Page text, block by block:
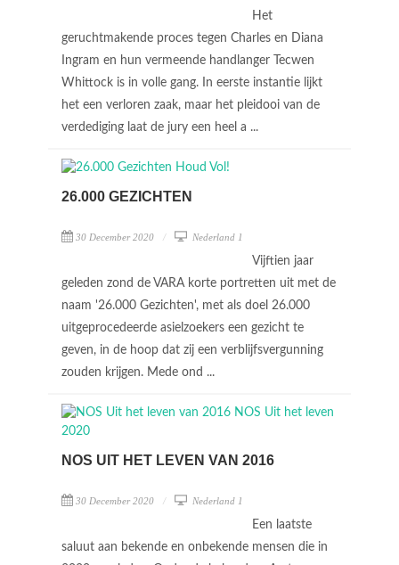
Het
geruchtmakende proces tegen Charles en Diana
Ingram en hun vermeende handlanger Tecwen
Whittock is in volle gang. In eerste instantie lijkt
het een verloren zaak, maar het pleidooi van de
verdediging laat de jury een heel a ...
26.000 GEZICHTEN
30 December 2020 Nederland 1
Vijftien jaar
geleden zond de VARA korte portretten uit met de
naam '26.000 Gezichten', met als doel 26.000
uitgeprocedeerde asielzoekers een gezicht te
geven, in de hoop dat zij een verblijfsvergunning
zouden krijgen. Mede ond ...
NOS UIT HET LEVEN VAN 2016
30 December 2020 Nederland 1
Een laatste
saluut aan bekende en onbekende mensen die in